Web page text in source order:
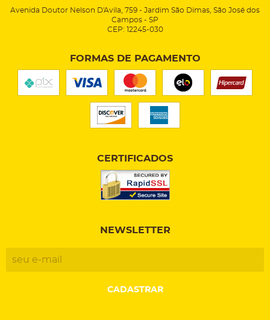
Avenida Doutor Nelson D'Avila, 759 - Jardim São Dimas, São José dos
Campos - SP
CEP: 12245-030
FORMAS DE PAGAMENTO
CERTIFICADOS
NEWSLETTER
CADASTRAR